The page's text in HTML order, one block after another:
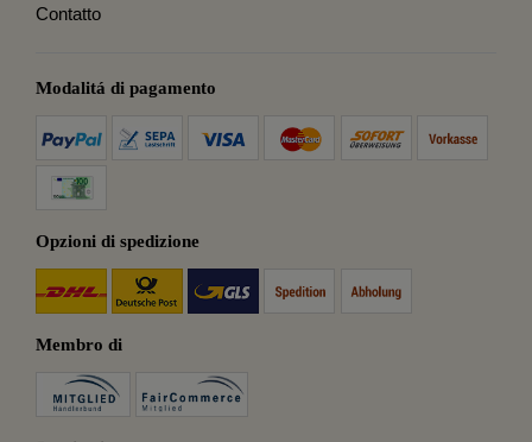
Contatto
Modalitá di pagamento
Opzioni di spedizione
Membro di